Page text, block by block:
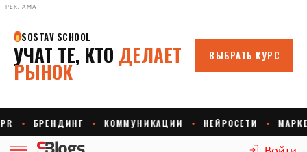
РЕКЛАМА